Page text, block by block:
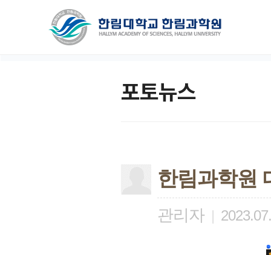
포토뉴스
한림과학원
관리자 |